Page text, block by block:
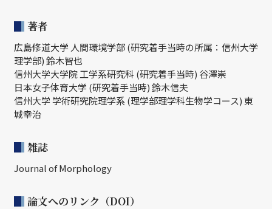
著者
広島修道大学 人間環境学部 (研究着手当時の所属：信州大学
理学部) 鈴木智也
信州大学大学院 工学系研究科 (研究着手当時) 谷澤崇
日本女子体育大学 (研究着手当時) 鈴木信夫
信州大学 学術研究院理学系 (理学部理学科生物学コース) 東
城幸治
雑誌
Journal of Morphology
論文へのリンク（DOI）